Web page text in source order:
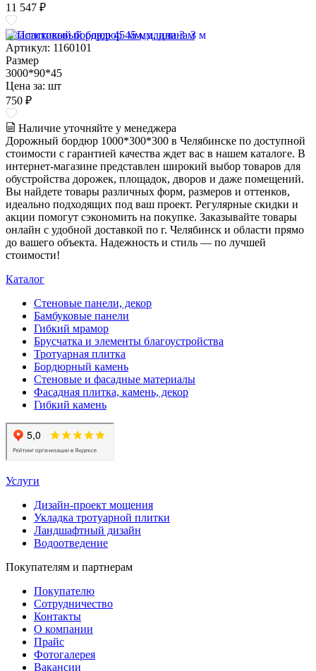
11 547 ₽
Пластиковый бордюр 45 мм, длина 3 м
Артикул: 1160101
Размер
3000*90*45
Цена за: шт
750 ₽
Наличие уточняйте у менеджера
Дорожный бордюр 1000*300*300 в Челябинске по доступной
стоимости с гарантией качества ждет вас в нашем каталоге. В
интернет-магазине представлен широкий выбор товаров для
обустройства дорожек, площадок, дворов и даже помещений.
Вы найдете товары различных форм, размеров и оттенков,
идеально подходящих под ваш проект. Регулярные скидки и
акции помогут сэкономить на покупке. Заказывайте товары
онлайн с удобной доставкой по г. Челябинск и области прямо
до вашего объекта. Надежность и стиль — по лучшей
стоимости!
Каталог
Стеновые панели, декор
Бамбуковые панели
Гибкий мрамор
Брусчатка и элементы благоустройства
Тротуарная плитка
Бордюрный камень
Стеновые и фасадные материалы
Фасадная плитка, камень, декор
Гибкий камень
Услуги
Дизайн-проект мощения
Укладка тротуарной плитки
Ландшафтный дизайн
Водоотведение
Покупателям и партнерам
Покупателю
Сотрудничество
Контакты
О компании
Прайс
Фотогалерея
Вакансии